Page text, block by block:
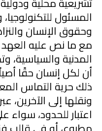
المسئول
وحقوق الإنسان
مع ما نص عليه العهد
المدنية والسياسية،
أن لكل إنسان حقًا
ذلك حرية التماس
ونقلها إلى الآخرين،
اعتبار للحدود،